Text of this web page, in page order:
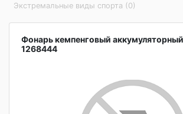
Экстремальные виды спорта (0)
Фонарь кемпенговый
1268444